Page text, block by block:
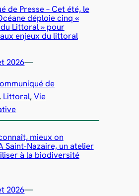
de Presse – Cet été, le
déploie cinq «
Littoral » pour
enjeux du littoral
2026—
de
, Littoral, Vie
mieux on
Saint-Nazaire, un atelier
à la biodiversité
2026—